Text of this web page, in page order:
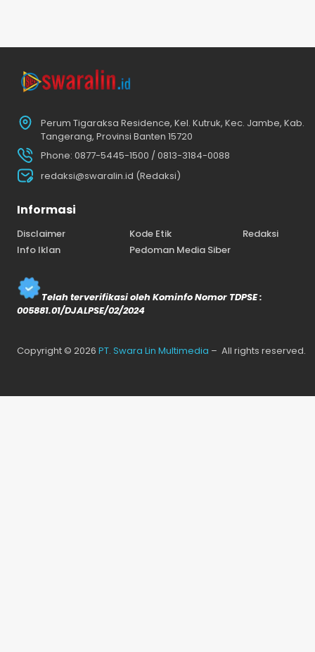
Perum Tigaraksa Residence, Kel. Kutruk, Kec. Jambe, Kab.
Tangerang, Provinsi Banten 15720
Phone: 0877-5445-1500 / 0813-3184-0088
redaksi@swaralin.id (Redaksi)
Informasi
Disclaimer Kode Etik
Redaksi
Info Iklan
Pedoman Media Siber
Telah terverifikasi oleh Kominfo Nomor TDPSE :
005881.01/DJALPSE/02/2024
Copyright © 2026 PT. Swara Lin Multimedia – All rights reserved.